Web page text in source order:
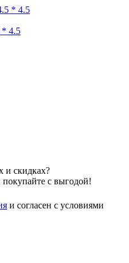
* 4.5
и скидках?
с выгодой!
и согласен с условиями